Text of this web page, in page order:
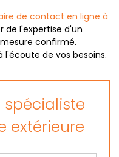
de contact en ligne à
de l'expertise d'un
confirmé.
de vos besoins.
extérieure